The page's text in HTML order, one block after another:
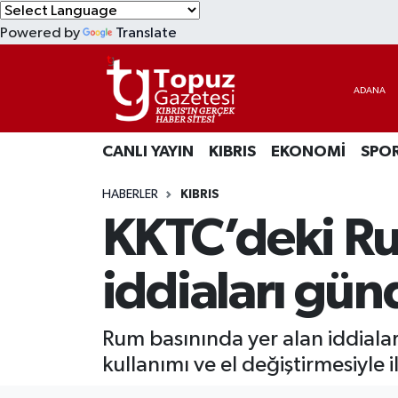
Powered by Translate
CANLI YAYIN KIBRIS EKONOMİ
HABERLER KIBRIS
KKTC’deki
iddiaları
Rum basınında yer alan
kullanımı ve el
EKONOMİ
MAGAZİN
TEKNOLOJİ
Lefkoşa Nöbetçi Eczaneler
Lefkoşa Hava Durumu
Lefkoşa Trafik Yoğunluk Haritası
Süper Lig Puan Durumu ve Fikstür
Tüm Manşetler
Son Dakika Haberleri
Haber Arşivi